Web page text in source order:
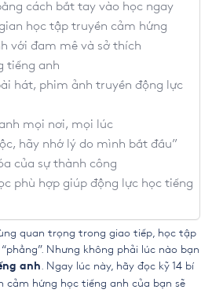
cách bắt tay vào học ngay
gian học tập truyền cảm hứng
với đam mê và sở thích
tiếng anh
hát, phim ảnh truyền động lực
mọi nơi, mọi lúc
hãy nhớ lý do mình bắt đầu”
của sự thành công
phù hợp giúp động lực học tiếng
quan trọng trong giao tiếp, học tập
Nhưng không phải lúc nào bạn
anh . Ngay lúc này, hãy đọc kỹ 14 bí
cảm hứng học tiếng anh của bạn sẽ